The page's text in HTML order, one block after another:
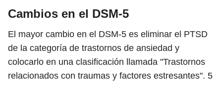
Cambios en el DSM-5
El mayor cambio en el DSM-5 es eliminar el PTSD
de la categoría de trastornos de ansiedad y
colocarlo en una clasificación llamada "Trastornos
relacionados con traumas y factores estresantes". 5